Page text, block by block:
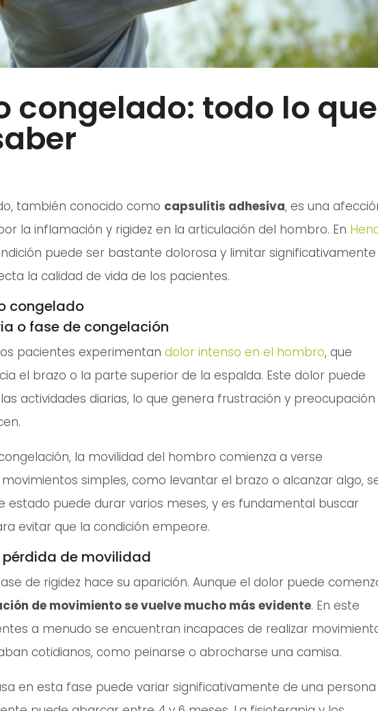
congelado: todo lo que
también conocido como capsulitis adhesiva, es una
la inflamación y rigidez en la articulación del hombro. En
puede ser bastante dolorosa y limitar
la calidad de vida de los pacientes.
congelado
o fase de congelación
pacientes experimentan dolor intenso en el hombro, que
el brazo o la parte superior de la espalda. Este dolor puede
actividades diarias, lo que genera frustración y preocupación
la movilidad del hombro comienza a verse
simples, como levantar el brazo o alcanzar algo,
estado puede durar varios meses, y es fundamental buscar
evitar que la condición empeore.
pérdida de movilidad
de rigidez hace su aparición. Aunque el dolor puede
de movimiento se vuelve mucho más evidente. En este
a menudo se encuentran incapaces de realizar
cotidianos, como peinarse o abrocharse una camisa.
en esta fase puede variar significativamente de una